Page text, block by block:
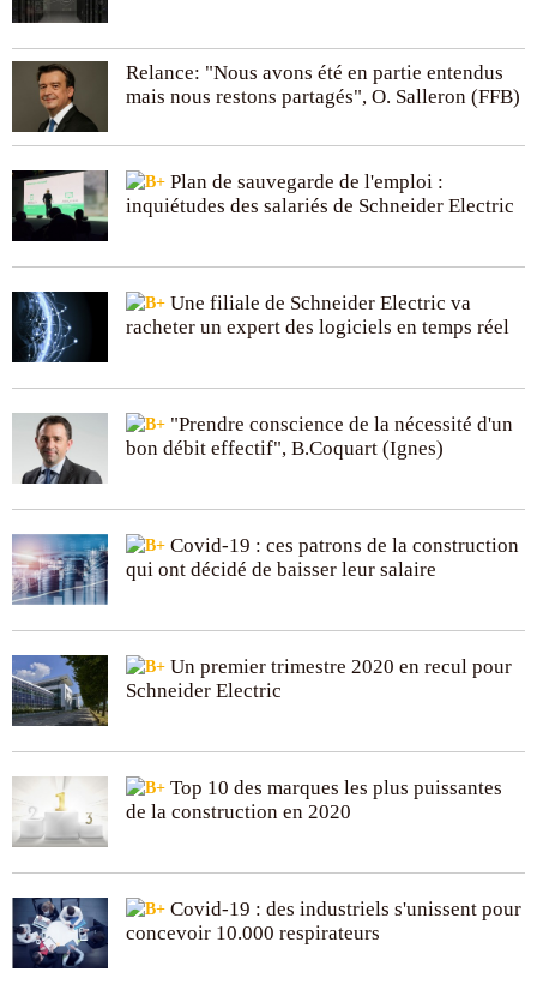
Relance: "Nous avons été en partie entendus
mais nous restons partagés", O. Salleron (FFB)
Plan de sauvegarde de l'emploi :
inquiétudes des salariés de Schneider Electric
Une filiale de Schneider Electric va
racheter un expert des logiciels en temps réel
"Prendre conscience de la nécessité d'un
bon débit effectif", B.Coquart (Ignes)
Covid-19 : ces patrons de la construction
qui ont décidé de baisser leur salaire
Un premier trimestre 2020 en recul pour
Schneider Electric
Top 10 des marques les plus puissantes
de la construction en 2020
Covid-19 : des industriels s'unissent pour
concevoir 10.000 respirateurs